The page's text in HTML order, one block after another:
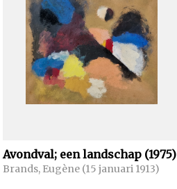
Avondval; een landschap (1975)
Brands, Eugène (15 januari 1913)